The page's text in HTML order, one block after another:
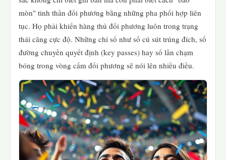
mòn" tinh thần đối phương bằng những pha phối hợp liên
tục. Họ phải khiến hàng thủ đối phương luôn trong trạng
thái căng cực độ. Những chỉ số như số cú sút trúng đích, số
đường chuyền quyết định (key passes) hay số lần chạm
bóng trong vòng cấm đối phương sẽ nói lên nhiều điều.